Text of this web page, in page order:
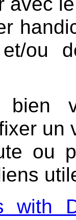
et/ou
bien
un
ou
with